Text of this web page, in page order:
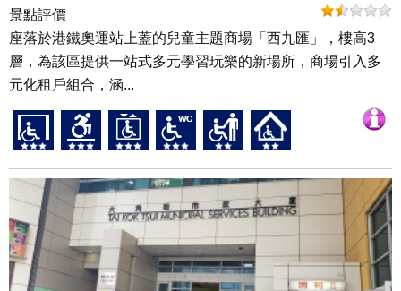
景點評價
座落於港鐵奧運站上蓋的兒童主題商場「西九匯」，樓高3
層，為該區提供一站式多元學習玩樂的新場所，商場引入多
元化租戶組合，涵...